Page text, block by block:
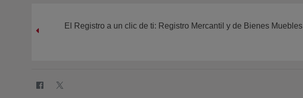
El Registro a un clic de ti: Registro Mercantil y de Bienes Muebles